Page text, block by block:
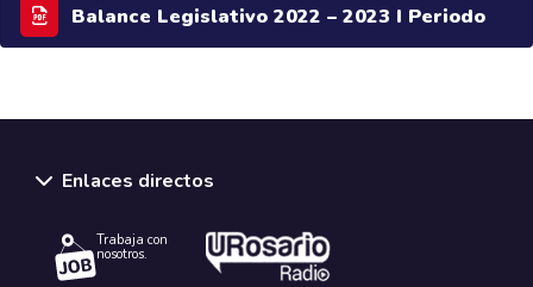
Balance Legislativo 2022 – 2023 I Periodo
Enlaces directos
Trabaja con
nosotros.